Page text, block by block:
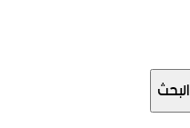
البحث